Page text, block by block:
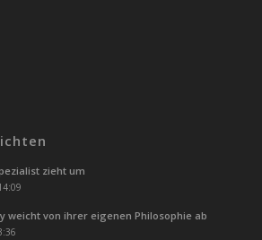
zieht um
weicht von ihrer eigenen Philosophie ab